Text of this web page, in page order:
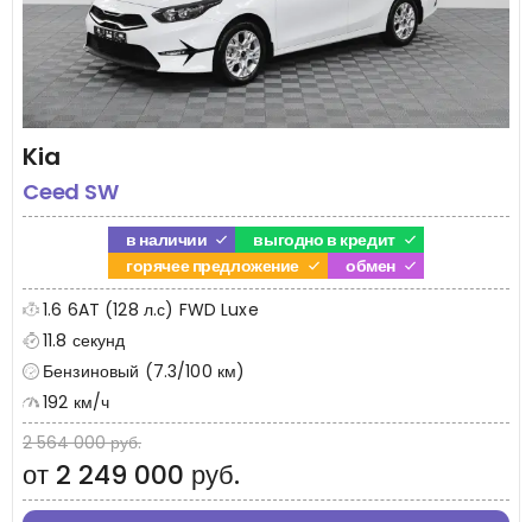
Kia
Ceed SW
в наличии
выгодно в кредит
горячее предложение
обмен
1.6 6AT (128 л.с) FWD Luxe
11.8 секунд
Бензиновый (7.3/100 км)
192 км/ч
2 564 000 руб.
от 2 249 000 руб.